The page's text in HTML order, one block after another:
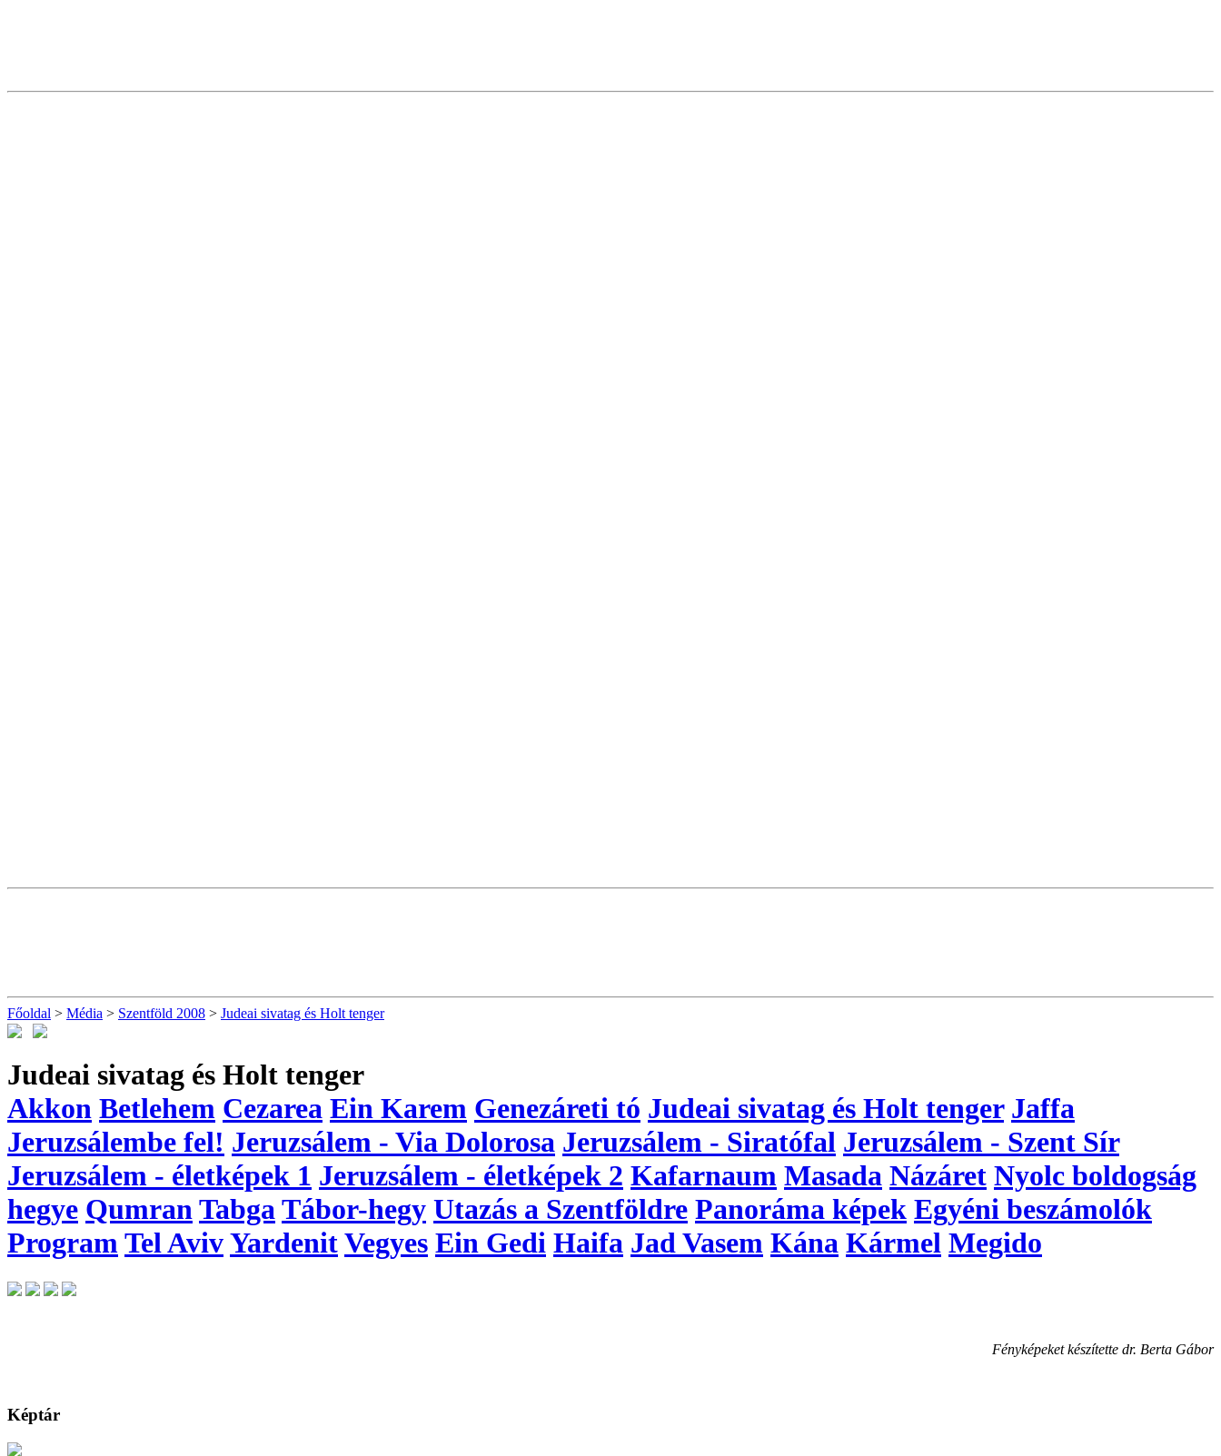
Főoldal > Média > Szentföld 2008 > Judeai sivatag és Holt tenger
Judeai sivatag és Holt tenger
Akkon Betlehem Cezarea Ein Karem Genezáreti tó Judeai sivatag és Holt tenger Jaffa
Jeruzsálembe fel! Jeruzsálem - Via Dolorosa Jeruzsálem - Siratófal Jeruzsálem - Szent Sír
Jeruzsálem - életképek 1 Jeruzsálem - életképek 2 Kafarnaum Masada Názáret Nyolc boldogság
hegye Qumran Tabga Tábor-hegy Utazás a Szentföldre Panoráma képek Egyéni beszámolók
Program Tel AvivYardenitVegyes Ein Gedi Haifa Jad Vasem Kána Kármel Megido
Fényképeket készítette dr. Berta Gábor
Képtár